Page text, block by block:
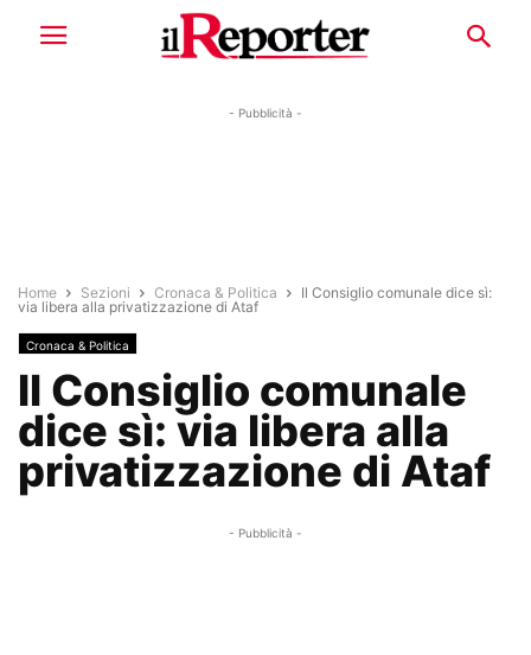
- Pubblicità -
Home Sezioni Cronaca & Politica
Il Consiglio comunale dice sì:
via libera alla privatizzazione di Ataf
Cronaca & Politica
Il Consiglio comunale
dice sì: via libera alla
privatizzazione di Ataf
- Pubblicità -